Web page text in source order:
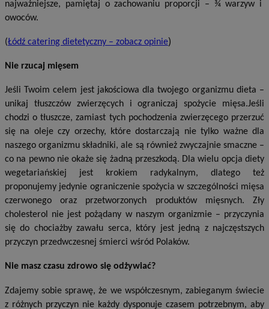
najważniejsze, pamiętaj o zachowaniu proporcji – ¾ warzyw i
owoców.
(Łódź catering dietetyczny – zobacz opinie)
Nie rzucaj mięsem
Jeśli Twoim celem jest jakościowa dla twojego organizmu dieta –
unikaj tłuszczów zwierzęcych i ograniczaj spożycie mięsa.Jeśli
chodzi o tłuszcze, zamiast tych pochodzenia zwierzęcego przerzuć
się na oleje czy orzechy, które dostarczają nie tylko ważne dla
naszego organizmu składniki, ale są również zwyczajnie smaczne –
co na pewno nie okaże się żadną przeszkodą. Dla wielu opcja diety
wegetariańskiej jest krokiem radykalnym, dlatego też
proponujemy jedynie ograniczenie spożycia w szczególności mięsa
czerwonego oraz przetworzonych produktów mięsnych. Zły
cholesterol nie jest pożądany w naszym organizmie – przyczynia
się do chociażby zawału serca, który jest jedną z najczęstszych
przyczyn przedwczesnej śmierci wśród Polaków.
Nie masz czasu zdrowo się odżywiać?
Zdajemy sobie sprawę, że we współczesnym, zabieganym świecie
z różnych przyczyn nie każdy dysponuje czasem potrzebnym, aby